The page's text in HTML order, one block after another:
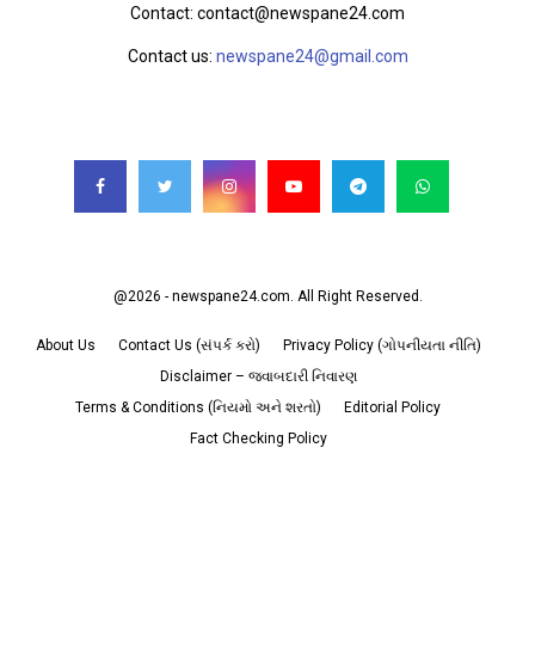
Contact: contact@newspane24.com
Contact us: newspane24@gmail.com
@2026 - newspane24.com. All Right Reserved.
About Us Contact Us (સંપર્ક કરો)
Privacy Policy (ગોપનીયતા નીતિ)
Disclaimer – જવાબદારી નિવારણ
Terms & Conditions (નિયમો અને શરતો)
Editorial Policy
Fact Checking Policy